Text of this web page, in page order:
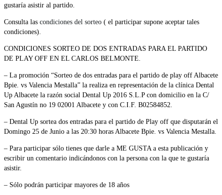
gustaría asistir al partido.
Consulta las condiciones del sorteo ( el participar supone aceptar tales
condiciones).
CONDICIONES SORTEO DE DOS ENTRADAS PARA EL PARTIDO
DE PLAY OFF EN EL CARLOS BELMONTE.
– La promoción “Sorteo de dos entradas para el partido de play off Albacete
Bpie. vs Valencia Mestalla” la realiza en representación de la clínica Dental
Up Albacete la razón social Dental Up 2016 S.L.P con domicilio en la C/
San Agustín no 19 02001 Albacete y con C.I.F. B02584852.
– Dental Up sortea dos entradas para el partido de Play off que disputarán el
Domingo 25 de Junio a las 20:30 horas Albacete Bpie. vs Valencia Mestalla.
– Para participar sólo tienes que darle a ME GUSTA a esta publicación y
escribir un comentario indicándonos con la persona con la que te gustaría
asistir.
– Sólo podrán participar mayores de 18 años